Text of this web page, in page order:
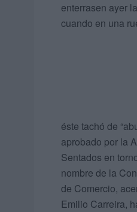
enterrasen ayer
cuando en una
éste tachó de
aprobado por la
Sentados en
nombre de la
de Comercio,
Emilio Carreira,